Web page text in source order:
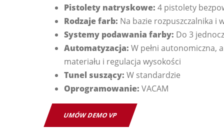
Pistolety natryskowe: 4 pistolety
Rodzaje farb: Na bazie rozpuszczalnika i
Systemy podawania farby: Do 3
Automatyzacja: W pełni autonomiczna,
materiału i regulacja wysokości
Tunel suszący: W standardzie
Oprogramowanie: VACAM
UMÓW DEMO VP